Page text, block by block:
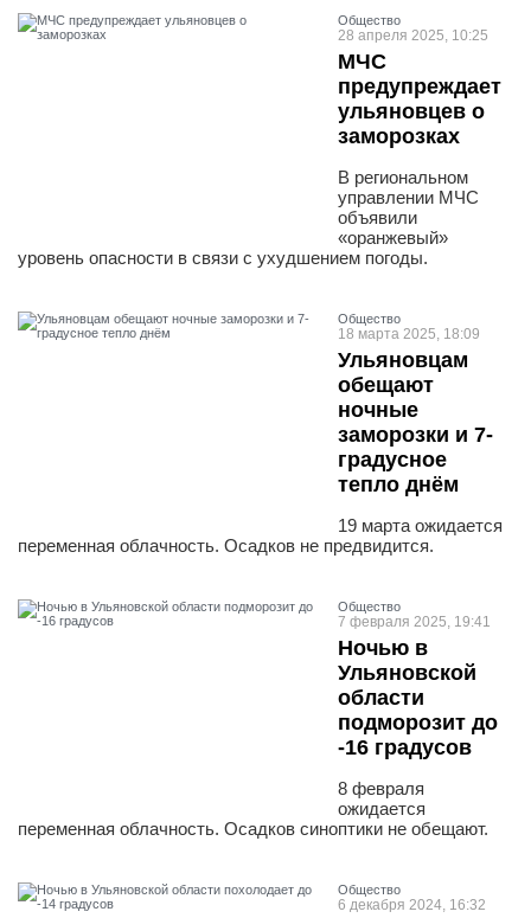
Общество
28 апреля 2025, 10:25
МЧС
предупреждает
ульяновцев о
заморозках
В региональном
управлении МЧС
объявили
«оранжевый»
уровень опасности в связи с ухудшением погоды.
Общество
18 марта 2025, 18:09
Ульяновцам
обещают
ночные
заморозки и 7-
градусное
тепло днём
19 марта ожидается
переменная облачность. Осадков не предвидится.
Общество
7 февраля 2025, 19:41
Ночью в
Ульяновской
области
подморозит до
-16 градусов
8 февраля
ожидается
переменная облачность. Осадков синоптики не обещают.
Общество
6 декабря 2024, 16:32